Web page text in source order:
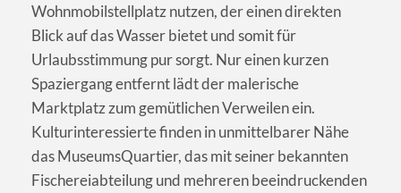
Wohnmobilstellplatz nutzen, der einen direkten
Blick auf das Wasser bietet und somit für
Urlaubsstimmung pur sorgt. Nur einen kurzen
Spaziergang entfernt lädt der malerische
Marktplatz zum gemütlichen Verweilen ein.
Kulturinteressierte finden in unmittelbarer Nähe
das MuseumsQuartier, das mit seiner bekannten
Fischereiabteilung und mehreren beeindruckenden